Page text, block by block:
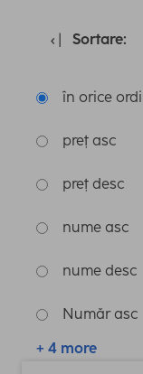
Sortare:
în orice
preț asc
preț desc
nume asc
nume desc
Număr asc
+ 4 more